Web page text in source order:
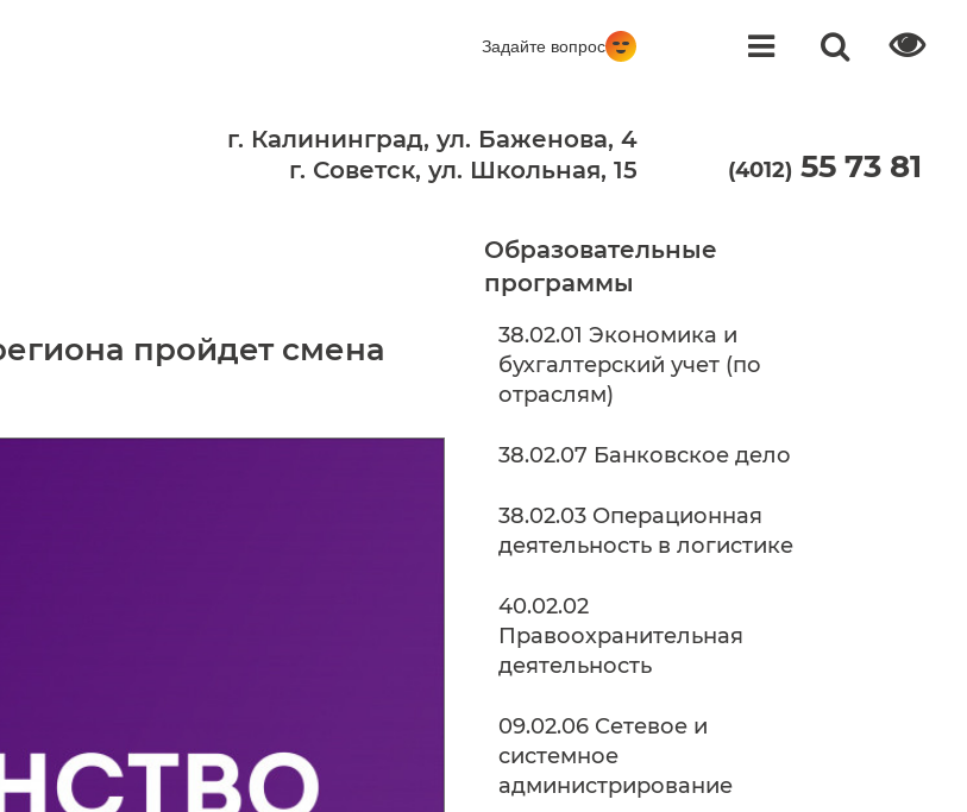
г. Калининград, ул. Баженова, 4
г. Советск, ул. Школьная, 15
(4012) 55 73 81
Задайте вопрос
пройдет смена
Образовательные
программы
38.02.01 Экономика и
бухгалтерский учет (по
отраслям)
38.02.07 Банковское дело
38.02.03 Операционная
деятельность в логистике
40.02.02
Правоохранительная
деятельность
09.02.06 Сетевое и
системное
администрирование